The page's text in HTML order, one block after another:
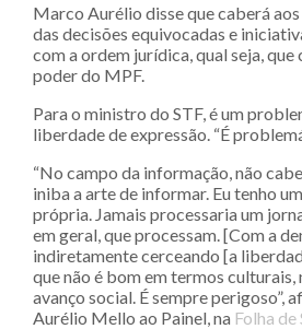
Marco Aurélio disse que caberá
das decisões equivocadas e
com a ordem jurídica, qual seja,
poder do MPF.
Para o ministro do STF, é um
liberdade de expressão. “É
“No campo da informação, não
iniba a arte de informar. Eu tenho
própria. Jamais processaria um
em geral, que processam. [Com a
indiretamente cerceando [a
que não é bom em termos culturais,
avanço social. É sempre perigoso”,
Aurélio Mello ao Painel, na Folha de